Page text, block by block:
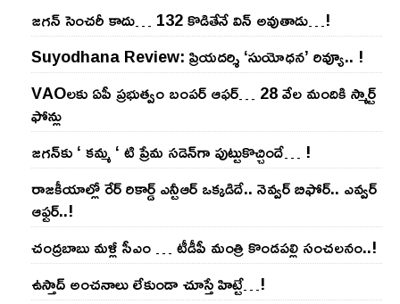
జ‌గ‌న్ సెంచ‌రీ కాదు… 132 కొడితేనే విన్ అవుతాడు…!
Suyodhana Review: ప్రియదర్శి ‘సుయోధన’ రివ్యూ.. !
VAOల‌కు ఏపీ ప్ర‌భుత్వం బంప‌ర్ ఆఫ‌ర్‌… 28 వేల మందికి స్మార్ట్
ఫోన్లు
జ‌గ‌న్‌కు ‘ క‌మ్మ ‘ టి ప్రేమ స‌డెన్‌గా పుట్టుకొచ్చిందే… !
రాజ‌కీయాల్లో రేర్ రికార్డ్ ఎన్టీఆర్ ఒక్క‌డిదే.. నెవ్వ‌ర్ బిఫోర్‌.. ఎవ్వ‌ర్
ఆఫ్ట‌ర్‌..!
చంద్ర‌బాబు మ‌ళ్లీ సీఎం … టీడీపీ మంత్రి కొండ‌ప‌ల్లి సంచ‌ల‌నం..!
ఉస్తాద్ అంచ‌నాలు లేకుండా చూస్తే హిట్టే…!